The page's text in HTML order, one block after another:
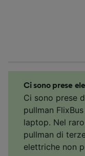
Ci sono prese
Ci sono prese
pullman
laptop. Nel
pullman di
elettriche non